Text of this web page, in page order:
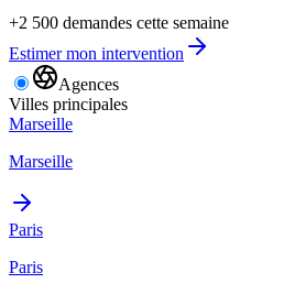
+2 500 demandes cette semaine
Estimer mon intervention
Agences
Villes principales
Marseille
Marseille
Paris
Paris